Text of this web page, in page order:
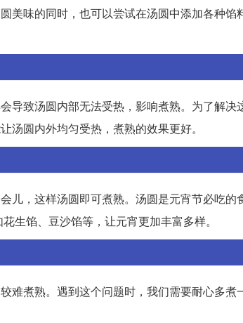
美味的同时，也可以尝试在汤圆中添加各种馅
导致汤圆内部无法受热，影响煮熟。为了解决
圆内外均匀受热，煮熟的效果更好。
儿，这样汤圆即可煮熟。汤圆是元宵节必吃的
生馅、豆沙馅等，让元宵更加丰富多样。
难煮熟。遇到这个问题时，我们需要耐心多煮